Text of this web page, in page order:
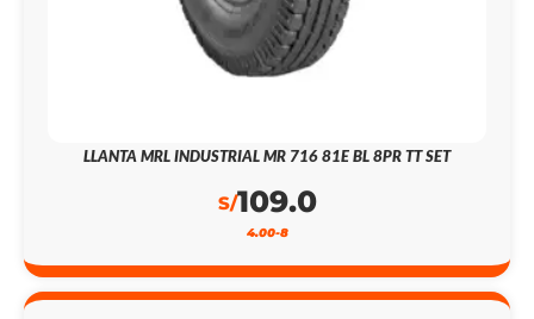
LLANTA MRL INDUSTRIAL MR 716 81E BL 8PR TT SET
S/109.0
4.00-8